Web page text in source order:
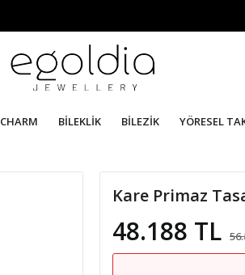
CHARM BİLEKLİK BİLEZİK YÖRESEL
Kare Primaz
48.188 TL